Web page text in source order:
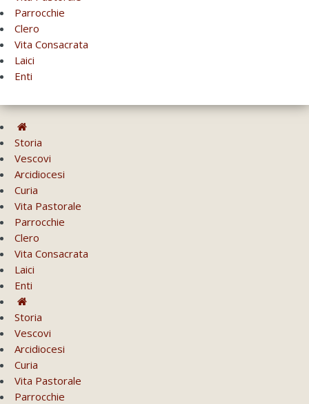
Parrocchie
Clero
Vita Consacrata
Laici
Enti
Storia
Vescovi
Arcidiocesi
Curia
Vita Pastorale
Parrocchie
Clero
Vita Consacrata
Laici
Enti
Storia
Vescovi
Arcidiocesi
Curia
Vita Pastorale
Parrocchie